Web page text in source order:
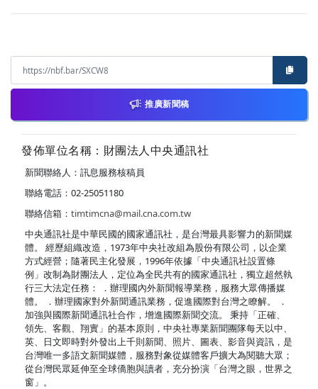
推廣新聞稿
發佈單位名稱：財團法人中央通訊社
新聞聯絡人：訊息服務核稿員
聯絡電話：02-25051180
聯絡信箱： timtimcna@mail.cna.com.tw
中央通訊社是中華民國的國家通訊社，是台灣最具影響力的新聞媒
體。 經歷組織改造，1973年中央社改組為股份有限公司，以企業
方式經營；隨著民主化發展，1996年依據「中央通訊社設置條
例」改制為財團法人，定位為全民共有的國家通訊社，獨立超然執
行三大法定任務： ．辦理國內外新聞報導業務，服務大眾傳播媒
體。 ．辦理國家對外新聞通訊業務，促進國際對台灣之瞭解。 ．
加強與國際新聞通訊社合作，增進國際新聞交流。 秉持「正確、
領先、客觀、翔實」的基本原則，中央社專業新聞團隊每天以中、
英、日文即時對外發出上千則新聞、照片、圖表、影音與資訊，是
台灣唯一多語文新聞媒體，服務對象從媒體客戶擴大為閱聽大眾；
從台灣民眾延伸至全球僑胞與讀者，充分扮演「台灣之眼，世界之
窗」。